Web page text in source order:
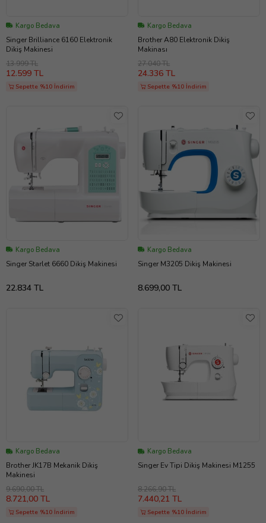
Kargo Bedava
Singer Brilliance 6160 Elektronik
Dikiş Makinesi
13.999 TL
12.599 TL
Sepette %10 İndirim
Kargo Bedava
Brother A80 Elektronik Dikiş
Makinası
27.040 TL
24.336 TL
Sepette %10 İndirim
Kargo Bedava
Singer Starlet 6660 Dikiş Makinesi
22.834 TL
Kargo Bedava
Singer M3205 Dikiş Makinesi
8.699,00 TL
Kargo Bedava
Brother JK17B Mekanik Dikiş
Makinesi
9.690,00 TL
8.721,00 TL
Sepette %10 İndirim
Kargo Bedava
Singer Ev Tipi Dikiş Makinesi M1255
8.266,90 TL
7.440,21 TL
Sepette %10 İndirim